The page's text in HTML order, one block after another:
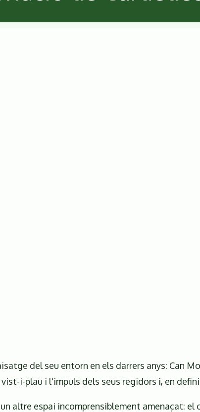
del seu entorn en els darrers anys: Can
i-plau i l'impuls dels seus regidors i, en
altre espai incomprensiblement amenaçat: el